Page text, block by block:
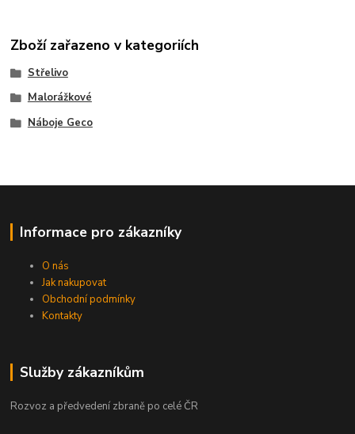
Zboží zařazeno v kategoriích
Střelivo
Malorážkové
Náboje Geco
Informace pro zákazníky
O nás
Jak nakupovat
Obchodní podmínky
Kontakty
Služby zákazníkům
Rozvoz a předvedení zbraně po celé ČR